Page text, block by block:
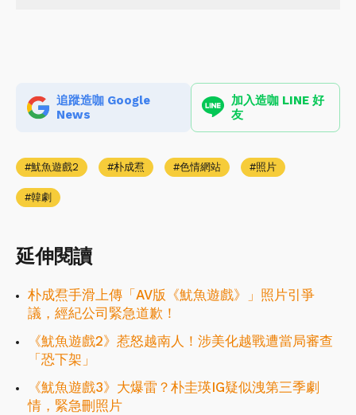
追蹤造咖 Google
News
加入造咖 LINE 好
友
魷魚遊戲2 朴成焄 色情網站 照片
韓劇
延伸閱讀
朴成焄手滑上傳「AV版《魷魚遊戲》」照片引爭
議，經紀公司緊急道歉！
《魷魚遊戲2》惹怒越南人！涉美化越戰遭當局審查
「恐下架」
《魷魚遊戲3》大爆雷？朴圭瑛IG疑似洩第三季劇
情，緊急刪照片